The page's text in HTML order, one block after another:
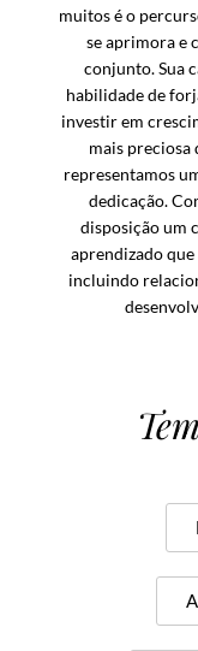
muitos é o
se aprimora e
conjunto. Sua
habilidade de
investir em
mais preciosa
representamos
dedicação.
disposição um
aprendizado
incluindo